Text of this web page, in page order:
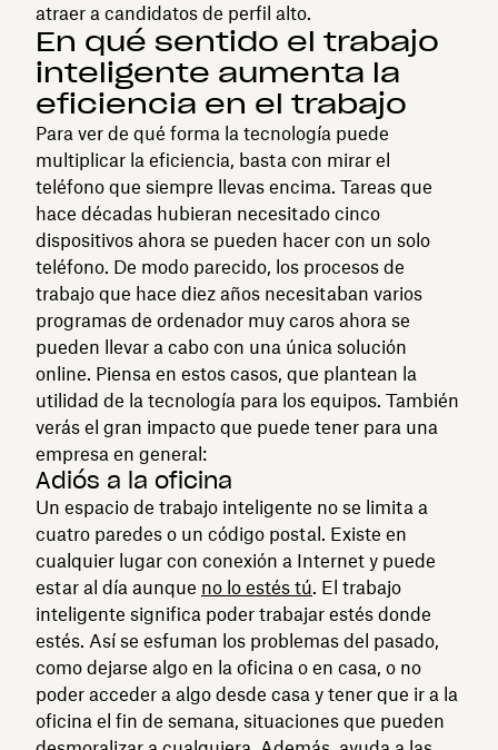
atraer a candidatos de perfil alto.
En qué sentido el trabajo
inteligente aumenta la
eficiencia en el trabajo
Para ver de qué forma la tecnología puede
multiplicar la eficiencia, basta con mirar el
teléfono que siempre llevas encima. Tareas que
hace décadas hubieran necesitado cinco
dispositivos ahora se pueden hacer con un solo
teléfono. De modo parecido, los procesos de
trabajo que hace diez años necesitaban varios
programas de ordenador muy caros ahora se
pueden llevar a cabo con una única solución
online. Piensa en estos casos, que plantean la
utilidad de la tecnología para los equipos. También
verás el gran impacto que puede tener para una
empresa en general:
Adiós a la oficina
Un espacio de trabajo inteligente no se limita a
cuatro paredes o un código postal. Existe en
cualquier lugar con conexión a Internet y puede
estar al día aunque no lo estés tú. El trabajo
inteligente significa poder trabajar estés donde
estés. Así se esfuman los problemas del pasado,
como dejarse algo en la oficina o en casa, o no
poder acceder a algo desde casa y tener que ir a la
oficina el fin de semana, situaciones que pueden